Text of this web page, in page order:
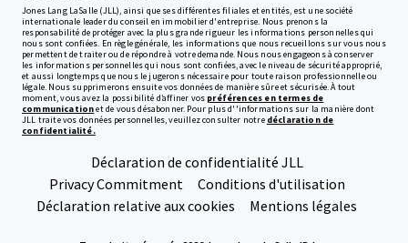
Jones Lang LaSalle (JLL), ainsi que ses différentes filiales et entités, est une société
internationale leader du conseil en immobilier d'entreprise. Nous prenons la
responsabilité de protéger avec la plus grande rigueur les informations personnelles qui
nous sont confiées. En règle générale, les informations que nous recueillons sur vous nous
permettent de traiter ou de répondre à votre demande. Nous nous engageons à conserver
les informations personnelles qui nous sont confiées, avec le niveau de sécurité approprié,
et aussi longtemps que nous le jugerons nécessaire pour toute raison professionnelle ou
légale. Nous supprimerons ensuite vos données de manière sûre et sécurisée. À tout
moment, vous avez la possibilité d’affiner vos préférences en termes de
communicationet de vous désabonner. Pour plus d''informations sur la manière dont
JLL traite vos données personnelles, veuillez consulter notre déclaration de
confidentialité.
Déclaration de confidentialité JLL
Privacy Commitment
Conditions d'utilisation
Déclaration relative aux cookies
Mentions légales